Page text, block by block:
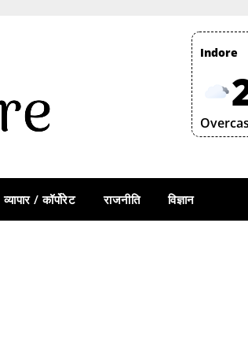
Indore
व्यापार / कॉर्पोरेट राजनीति विज्ञान